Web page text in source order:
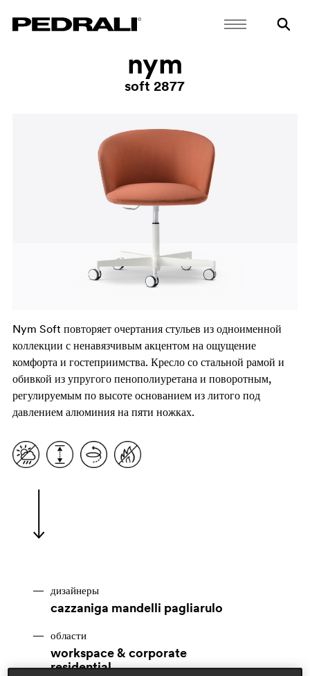
nym
soft 2877
Nym Soft повторяет очертания стульев из одноименной
коллекции с ненавязчивым акцентом на ощущение
комфорта и гостеприимства. Кресло со стальной рамой и
обивкой из упругого пенополиуретана и поворотным,
регулируемым по высоте основанием из литого под
давлением алюминия на пяти ножках.
дизайнеры
cazzaniga mandelli pagliarulo
области
workspace & corporate
residential